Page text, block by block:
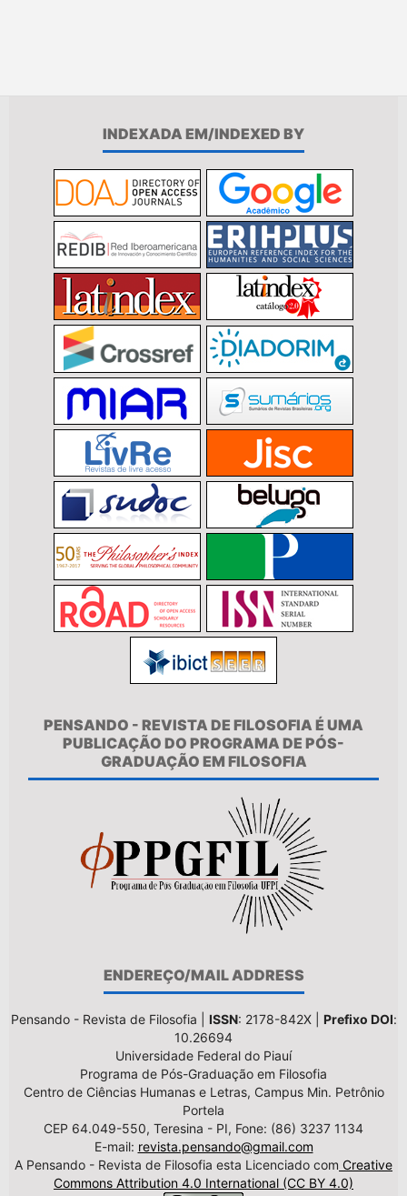
INDEXADA EM/INDEXED BY
PENSANDO - REVISTA DE FILOSOFIA É UMA
PUBLICAÇÃO DO PROGRAMA DE PÓS-
GRADUAÇÃO EM FILOSOFIA
ENDEREÇO/MAIL ADDRESS
Pensando - Revista de Filosofia | ISSN: 2178-842X | Prefixo DOI:
10.26694
Universidade Federal do Piauí
Programa de Pós-Graduação em Filosofia
Centro de Ciências Humanas e Letras, Campus Min. Petrônio
Portela
CEP 64.049-550, Teresina - PI, Fone: (86) 3237 1134
E-mail: revista.pensando@gmail.com
A Pensando - Revista de Filosofia esta Licenciado com Creative
Commons Attribution 4.0 International (CC BY 4.0)